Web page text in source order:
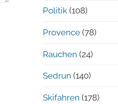
Politik (108)
Provence (78)
Rauchen (24)
Sedrun (140)
Skifahren (178)